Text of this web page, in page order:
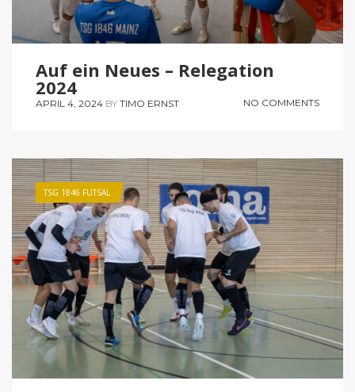
Auf ein Neues – Relegation
2024
APRIL 4, 2024 BY TIMO ERNST NO COMMENTS
TSG 1846 FUTSAL